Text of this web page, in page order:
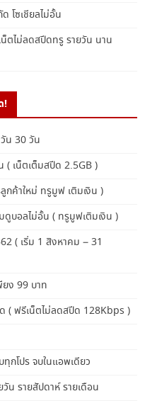
โซเชียลไม่อั้น
ตไม่ลดสปีดทรู รายวัน นาน
!
น 30 วัน
( เน็ตเต็มสปีด 2.5GB )
กค้าใหม่ ทรูมูฟ เติมเงิน )
บอลไม่อั้น ( ทรูมูฟเติมเงิน )
( เริ่ม 1 สิงหาคม – 31
ง 99 บาท
( ฟรีเน็ตไม่ลดสปีด 128Kbps )
กโปร จบในแอพเดียว
น รายสัปดาห์ รายเดือน